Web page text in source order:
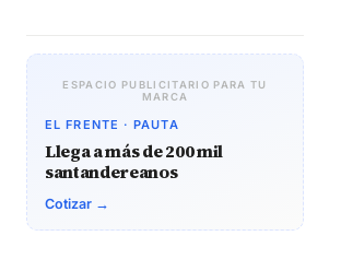
ESPACIO PUBLICITARIO PARA TU
MARCA
EL FRENTE · PAUTA
Llega a más de 200 mil
santandereanos
Cotizar →